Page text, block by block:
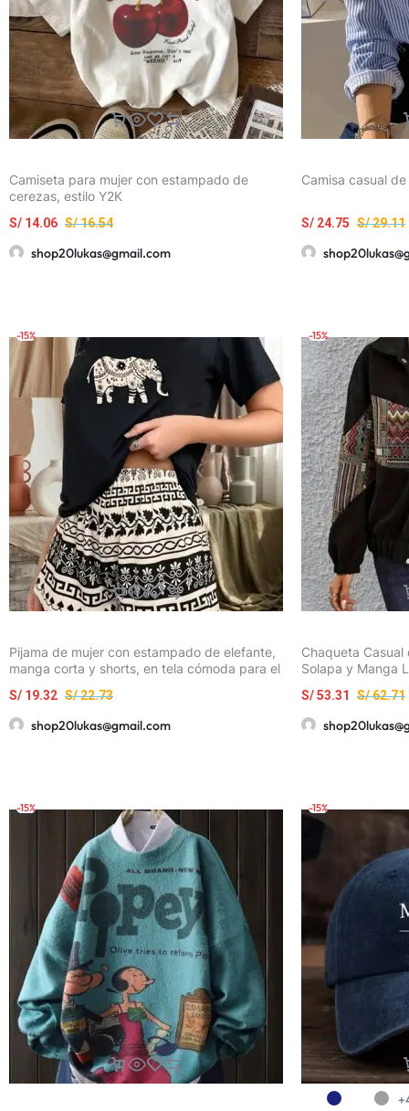
Camiseta para mujer con estampado de
cerezas, estilo Y2K
S/16.54
S/ 14.06
shop20lukas@gmail.com
Camisa casual
S/29.11
S/ 24.75
-15%
Pijama de mujer con estampado de elefante,
manga corta y shorts, en tela cómoda para el
S/22.73
S/ 19.32
shop20lukas@gmail.com
-15%
Chaqueta
Solapa y Manga
S/62.71
S/53.31
-15% -15%